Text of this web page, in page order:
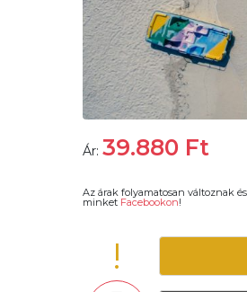
Ár: 39.880 Ft
Az árak folyamatosan változnak
minket Facebookon!
!